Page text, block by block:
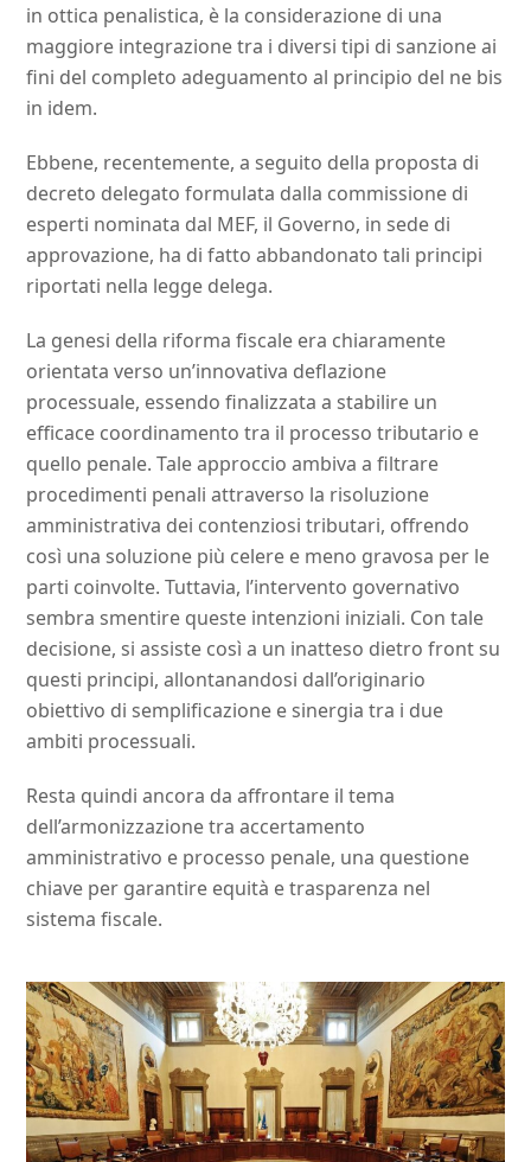
in ottica penalistica, è la considerazione di una
maggiore integrazione tra i diversi tipi di sanzione ai
fini del completo adeguamento al principio del ne bis
in idem.
Ebbene, recentemente, a seguito della proposta di
decreto delegato formulata dalla commissione di
esperti nominata dal MEF, il Governo, in sede di
approvazione, ha di fatto abbandonato tali principi
riportati nella legge delega.
La genesi della riforma fiscale era chiaramente
orientata verso un’innovativa deflazione
processuale, essendo finalizzata a stabilire un
efficace coordinamento tra il processo tributario e
quello penale. Tale approccio ambiva a filtrare
procedimenti penali attraverso la risoluzione
amministrativa dei contenziosi tributari, offrendo
così una soluzione più celere e meno gravosa per le
parti coinvolte. Tuttavia, l’intervento governativo
sembra smentire queste intenzioni iniziali. Con tale
decisione, si assiste così a un inatteso dietro front su
questi principi, allontanandosi dall’originario
obiettivo di semplificazione e sinergia tra i due
ambiti processuali.
Resta quindi ancora da affrontare il tema
dell’armonizzazione tra accertamento
amministrativo e processo penale, una questione
chiave per garantire equità e trasparenza nel
sistema fiscale.